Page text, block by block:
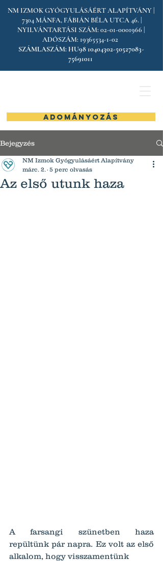
ADOMÁNYOZÁS
NM IZMOK GYÓGYULÁSÁÉRT ALAPÍTVÁNY |
7304 MÁNFA, FÁBIÁN BÉLA UTCA 46. |
NYILVÁNTARTÁSI SZÁM: 02-01-0001966
ADÓSZÁM: 19365534-1-02
SZÁMLASZÁM:HU98 10404302-50527083-
75691011
Bejegyzés
Az első utunk haza
NM Izmok Gyógyulásáért Alapítvány
márc. 2.
5 perc olvasás
A farsangi szünetben haza
repültünk pár napra. Ez volt az első
alkalom, hogy visszamentünk